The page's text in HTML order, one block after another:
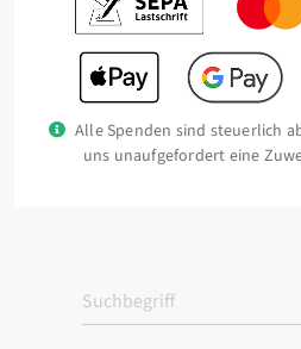
Alle Spenden sind steuerlich
uns unaufgefordert eine